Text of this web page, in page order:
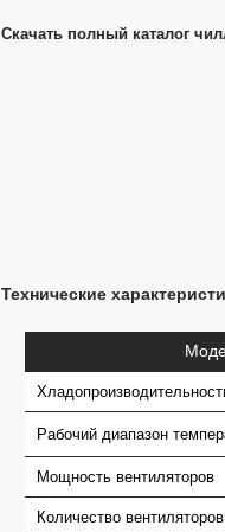
Скачать полный каталог
Технические
Рабочий диапазон
Мощность вентиляторов
Количество